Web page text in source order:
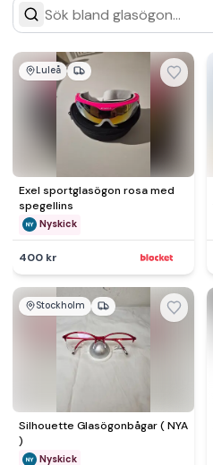
Luleå
Exel sportglasögon rosa med
spegellins
Nyskick
400 kr
Stockholm
Silhouette Glasögonbågar ( NYA
)
Nyskick